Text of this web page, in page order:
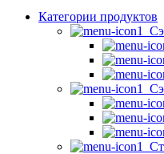
Категории продуктов